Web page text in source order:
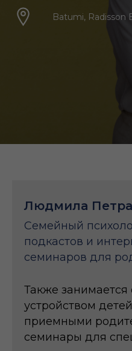
Batumi, Radisson
Людмила
Семейный
подкастов и
семинаров для
Также
устройством
приемными
семинары для